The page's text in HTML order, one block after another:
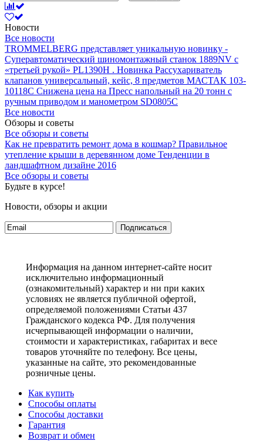
Новости
Все новости
TROMMELBERG представляет уникальную новинку -
Суперавтоматический шиномонтажный станок 1889NV с
«третьей рукой» PL1390H . Новинка Рассухариватель
клапанов универсальный, кейс, 8 предметов МАСТАК 103-
10118C Снижена цена на Пресс напольный на 20 тонн с
ручным приводом и манометром SD0805C
Все новости
Обзоры и советы
Все обзоры и советы
Как не превратить ремонт дома в кошмар? Правильное
утепление крыши в деревянном доме Тенденции в
ландшафтном дизайне 2016
Все обзоры и советы
Будьте в курсе!
Новости, обзоры и акции
Подписаться
Информация на данном интернет-сайте носит
исключительно информационный
(ознакомительный) характер и ни при каких
условиях не является публичной офертой,
определяемой положениями Статьи 437
Гражданского кодекса РФ. Для получения
исчерпывающей информации о наличии,
стоимости и характеристиках, габаритах и весе
товаров уточняйте по телефону. Все цены,
указанные на сайте, это рекомендованные
розничные цены.
Как купить
Способы оплаты
Способы доставки
Гарантия
Возврат и обмен